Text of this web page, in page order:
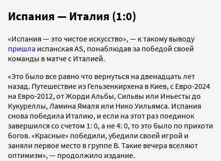
Испания — Италия (1:0)
«Испания — это чистое искусство», — к такому выводу
пришла испанская AS, понаблюдав за победой своей
команды в матче с Италией.
«Это было все равно что вернуться на двенадцать лет
назад. Путешествие из Гельзенкирхена в Киев, с Евро-2024
на Евро-2012, от Жорди Альбы, Сильвы или Иньесты до
Кукуреллы, Ламина Ямаля или Нико Уильямса. Испания
снова победила Италию, и если на этот раз поединок
завершился со счетом 1: 0, а не 4: 0, то это было по прихоти
богов. «Красные» победили, убедили своей игрой и
заняли первое место в группе В. Такие вечера вселяют
оптимизм», — продолжило издание.